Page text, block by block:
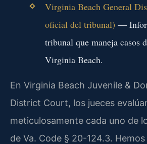
Virginia Beach General
oficial del tribunal) —
tribunal que maneja casos
Virginia Beach.
En Virginia Beach Juvenile &
District Court, los jueces
meticulosamente cada uno de
de Va. Code § 20-124.3.